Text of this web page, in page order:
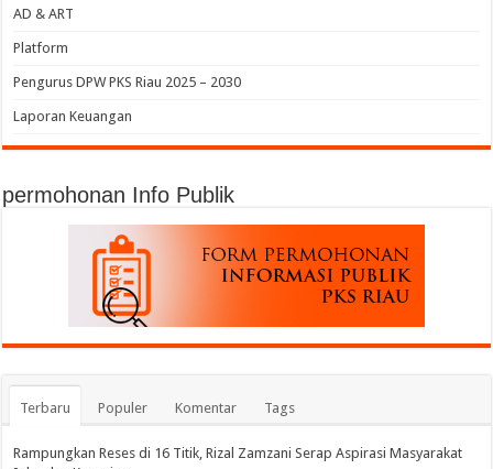
AD & ART
Platform
Pengurus DPW PKS Riau 2025 – 2030
Laporan Keuangan
permohonan Info Publik
Terbaru Populer Komentar Tags
Rampungkan Reses di 16 Titik, Rizal Zamzani Serap Aspirasi Masyarakat